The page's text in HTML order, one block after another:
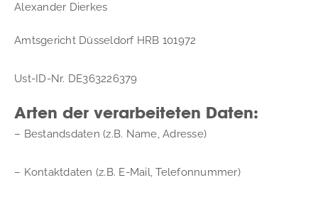
Alexander Dierkes
Amtsgericht Düsseldorf HRB 101972
Ust-ID-Nr. DE363226379
Arten der verarbeiteten Daten:
– Bestandsdaten (z.B. Name, Adresse)
– Kontaktdaten (z.B. E-Mail, Telefonnummer)